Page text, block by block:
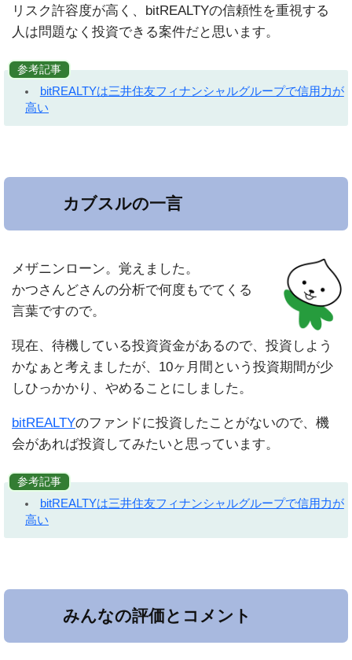
リスク許容度が高く、bitREALTYの信頼性を重視する
人は問題なく投資できる案件だと思います。
参考記事
bitREALTYは三井住友フィナンシャルグループで信用力が
高い
カブスルの一言
メザニンローン。覚えました。
かつさんどさんの分析で何度もでてくる
言葉ですので。
現在、待機している投資資金があるので、投資しよう
かなぁと考えましたが、10ヶ月間という投資期間が少
しひっかかり、やめることにしました。
bitREALTYのファンドに投資したことがないので、機
会があれば投資してみたいと思っています。
参考記事
bitREALTYは三井住友フィナンシャルグループで信用力が
高い
みんなの評価とコメント